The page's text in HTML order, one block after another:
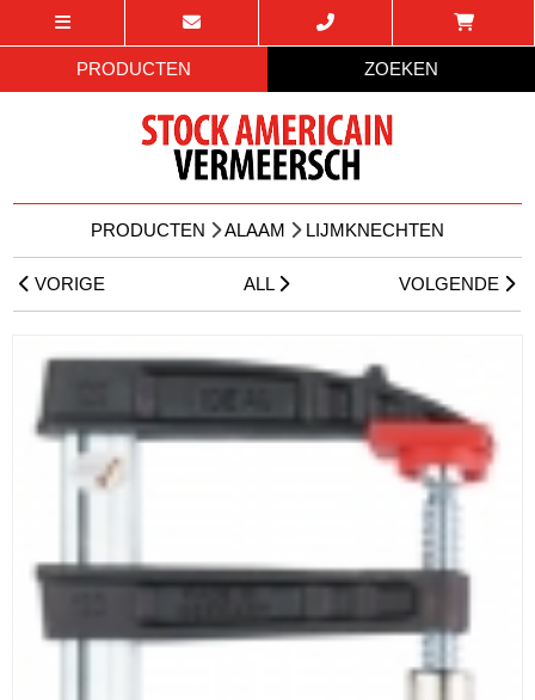
PRODUCTEN ZOEKEN
PRODUCTEN ALAAM LIJMKNECHTEN
VORIGE ALL VOLGENDE